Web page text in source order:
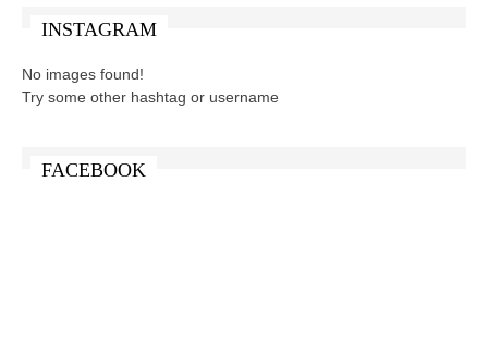
INSTAGRAM
No images found!
Try some other hashtag or username
FACEBOOK